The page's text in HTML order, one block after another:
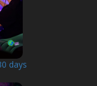
days